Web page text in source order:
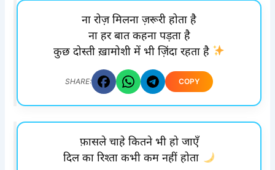
ना रोज़ मिलना ज़रूरी होता है
ना हर बात कहना पड़ता है
कुछ दोस्ती ख़ामोशी में भी ज़िंदा रहता है
SHARE: COPY
फ़ासले चाहे कितने भी हो जाएँ
दिल का रिश्ता कभी कम नहीं होता